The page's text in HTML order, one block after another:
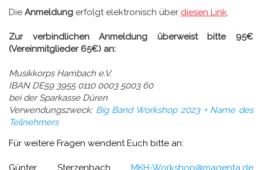
Die Anmeldung erfolgt elektronisch über diesen Link.
Zur verbindlichen Anmeldung überweist bitte 95€
(Vereinmitglieder 65€) an:
Musikkorps Hambach e.V.
IBAN DE59 3955 0110 0003 5003 60
bei der Sparkasse Düren
Verwendungszweck: Big Band Workshop 2023 + Name des
Teilnehmers
Für weitere Fragen wendent Euch bitte an:
Günter Sterzenbach MKH-Workshop@magenta.de